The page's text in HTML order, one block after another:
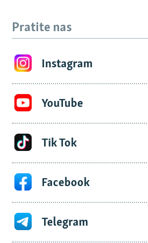
Pratite nas
Instagram
YouTube
Tik Tok
Facebook
Telegram